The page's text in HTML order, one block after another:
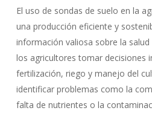
El uso de sondas de suelo en la
una producción eficiente y
información valiosa sobre la
los agricultores tomar decisiones
fertilización, riego y manejo del
identificar problemas como la
falta de nutrientes o la